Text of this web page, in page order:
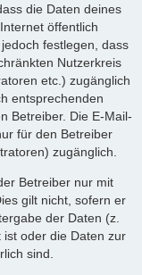
die Daten deines
öffentlich
festlegen, dass
Nutzerkreis
etc.) zugänglich
entsprechenden
Betreiber. Die E-Mail-
für den Betreiber
zugänglich.
Betreiber nur mit
gilt nicht, sofern er
der Daten (z.
oder die Daten zur
sind.